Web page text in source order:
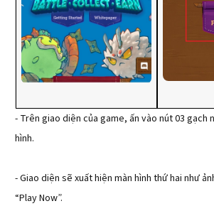
- Trên giao diện của game, ấn vào nút 03 gạch
hình.
- Giao diện sẽ xuất hiện màn hình thứ hai như
“Play Now”.